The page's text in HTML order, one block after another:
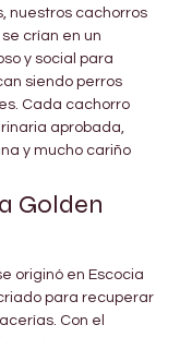
nuestros cachorros
crían en un
y social para
siendo perros
Cada cachorro
aprobada,
y mucho cariño
Golden
originó en Escocia
para recuperar
Con el